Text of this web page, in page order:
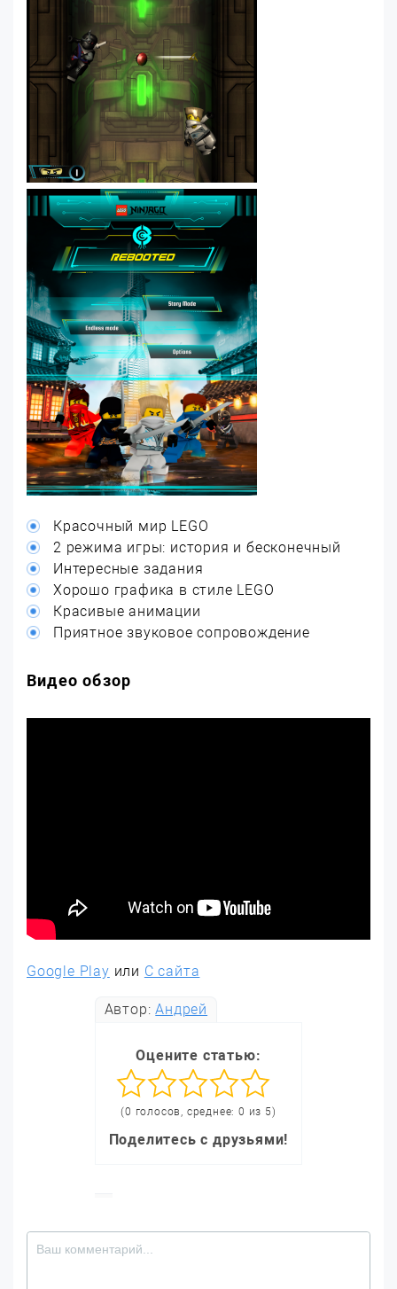
Красочный мир LEGO
2 режима игры: история и бесконечный
Интересные задания
Хорошо графика в стиле LEGO
Красивые анимации
Приятное звуковое сопровождение
Видео обзор
Google Play или С сайта
Автор:Андрей
Оцените статью:
(0 голосов, среднее: 0 из 5)
Поделитесь с друзьями!